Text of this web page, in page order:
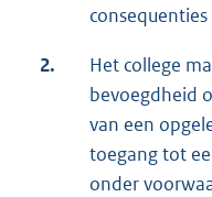
2.
Het college
bevoegdheid
van een
toegang tot
onder